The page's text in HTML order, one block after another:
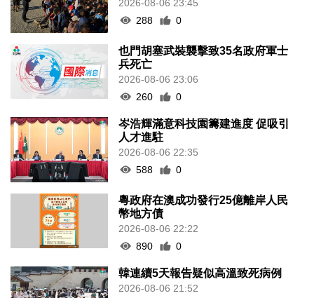
2026-08-06 23:45
288
0
也門胡塞武裝襲擊致35名政府軍士
兵死亡
2026-08-06 23:06
260
0
岑浩輝滿意科技園籌建進度 促吸引
人才進駐
2026-08-06 22:35
588
0
粵政府在澳成功發行25億離岸人民
幣地方債
2026-08-06 22:22
890
0
韓連續5天報告疑似高溫致死病例
2026-08-06 21:52